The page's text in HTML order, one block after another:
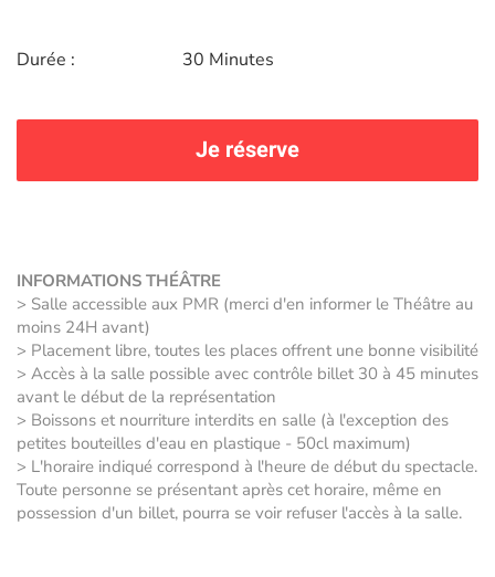
Durée : 30 Minutes
Je réserve
INFORMATIONS THÉÂTRE
> Salle accessible aux PMR (merci d'en informer le Théâtre au
moins 24H avant)
> Placement libre, toutes les places offrent une bonne visibilité
> Accès à la salle possible avec contrôle billet 30 à 45 minutes
avant le début de la représentation
> Boissons et nourriture interdits en salle (à l'exception des
petites bouteilles d'eau en plastique - 50cl maximum)
> L'horaire indiqué correspond à l'heure de début du spectacle.
Toute personne se présentant après cet horaire, même en
possession d'un billet, pourra se voir refuser l'accès à la salle.